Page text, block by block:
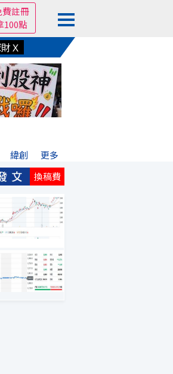
費註冊
100點
Ｘ
緯創 更多
換稿費
信驊 台燿
南亞科